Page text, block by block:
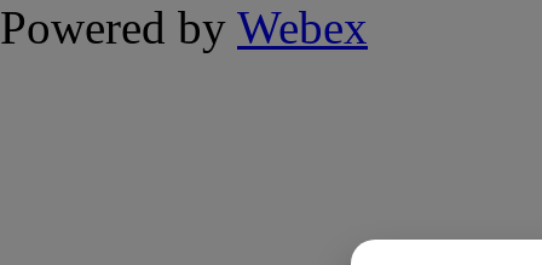
Powered by Webex